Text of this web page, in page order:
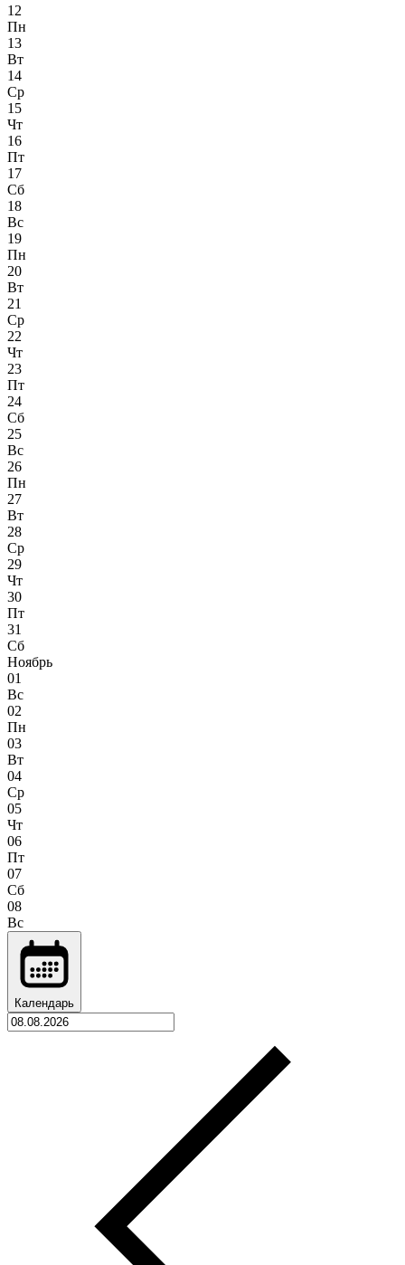
12
Пн
13
Вт
14
Ср
15
Чт
16
Пт
17
Сб
18
Вс
19
Пн
20
Вт
21
Ср
22
Чт
23
Пт
24
Сб
25
Вс
26
Пн
27
Вт
28
Ср
29
Чт
30
Пт
31
Сб
Ноябрь
01
Вс
02
Пн
03
Вт
04
Ср
05
Чт
06
Пт
07
Сб
08
Вс
Календарь